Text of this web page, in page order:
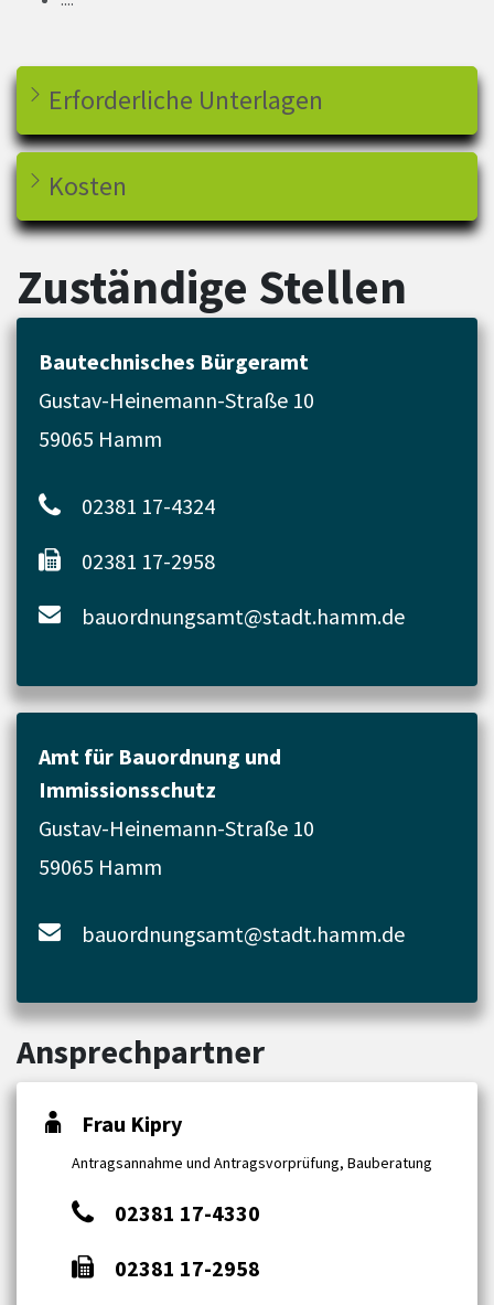
Erforderliche Unterlagen
Kosten
Zuständige Stellen
Bautechnisches Bürgeramt
Gustav-Heinemann-Straße 10
59065 Hamm
02381 17-4324
02381 17-2958
bauordnungsamt@stadt.hamm.de
Amt für Bauordnung und
Immissionsschutz
Gustav-Heinemann-Straße 10
59065 Hamm
bauordnungsamt@stadt.hamm.de
Ansprechpartner
Frau Kipry
Antragsannahme und Antragsvorprüfung, Bauberatung
02381 17-4330
02381 17-2958